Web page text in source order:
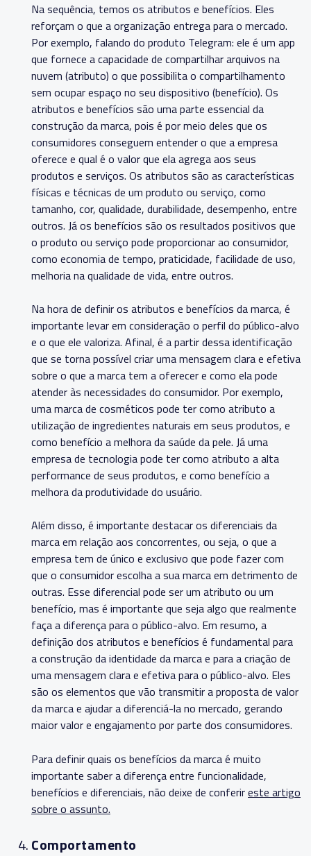
Na sequência, temos os atributos e benefícios. Eles
reforçam o que a organização entrega para o mercado.
Por exemplo, falando do produto Telegram: ele é um app
que fornece a capacidade de compartilhar arquivos na
nuvem (atributo) o que possibilita o compartilhamento
sem ocupar espaço no seu dispositivo (benefício). Os
atributos e benefícios são uma parte essencial da
construção da marca, pois é por meio deles que os
consumidores conseguem entender o que a empresa
oferece e qual é o valor que ela agrega aos seus
produtos e serviços. Os atributos são as características
físicas e técnicas de um produto ou serviço, como
tamanho, cor, qualidade, durabilidade, desempenho, entre
outros. Já os benefícios são os resultados positivos que
o produto ou serviço pode proporcionar ao consumidor,
como economia de tempo, praticidade, facilidade de uso,
melhoria na qualidade de vida, entre outros.
Na hora de definir os atributos e benefícios da marca, é
importante levar em consideração o perfil do público-alvo
e o que ele valoriza. Afinal, é a partir dessa identificação
que se torna possível criar uma mensagem clara e efetiva
sobre o que a marca tem a oferecer e como ela pode
atender às necessidades do consumidor. Por exemplo,
uma marca de cosméticos pode ter como atributo a
utilização de ingredientes naturais em seus produtos, e
como benefício a melhora da saúde da pele. Já uma
empresa de tecnologia pode ter como atributo a alta
performance de seus produtos, e como benefício a
melhora da produtividade do usuário.
Além disso, é importante destacar os diferenciais da
marca em relação aos concorrentes, ou seja, o que a
empresa tem de único e exclusivo que pode fazer com
que o consumidor escolha a sua marca em detrimento de
outras. Esse diferencial pode ser um atributo ou um
benefício, mas é importante que seja algo que realmente
faça a diferença para o público-alvo. Em resumo, a
definição dos atributos e benefícios é fundamental para
a construção da identidade da marca e para a criação de
uma mensagem clara e efetiva para o público-alvo. Eles
são os elementos que vão transmitir a proposta de valor
da marca e ajudar a diferenciá-la no mercado, gerando
maior valor e engajamento por parte dos consumidores.
Para definir quais os benefícios da marca é muito
importante saber a diferença entre funcionalidade,
benefícios e diferenciais, não deixe de conferireste artigo
sobre o assunto.
Comportamento